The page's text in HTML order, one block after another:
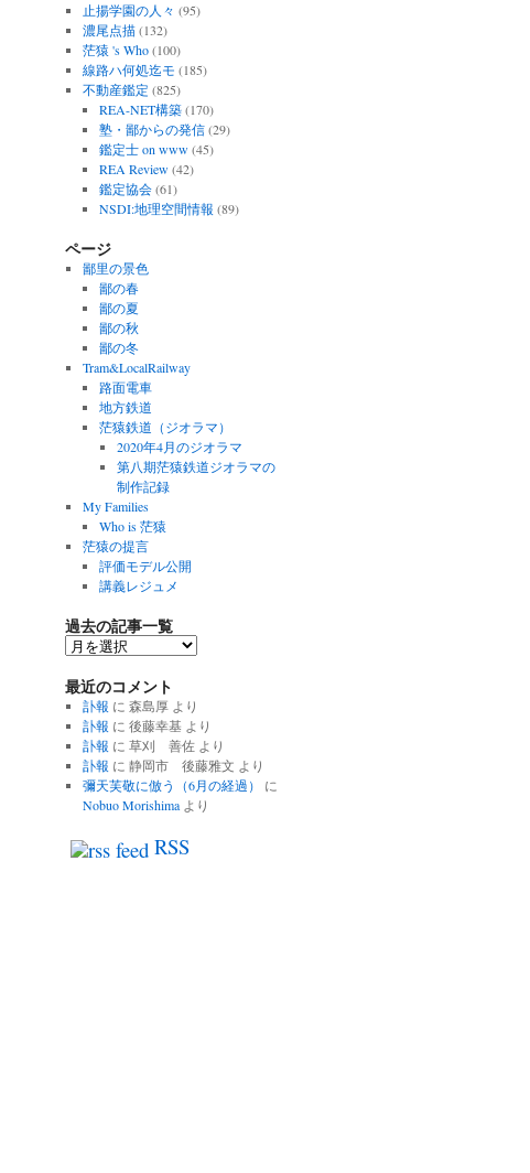
止揚学園の人々 (95)
濃尾点描(132)
茫猿 's Who(100)
線路ハ何処迄モ (185)
不動産鑑定 (825)
REA-NET構築(170)
塾・鄙からの発信(29)
鑑定士 on www(45)
REA Review(42)
鑑定協会(61)
NSDI:地理空間情報 (89)
ページ
鄙里の景色
鄙の春
鄙の夏
鄙の秋
鄙の冬
Tram&LocalRailway
路面電車
地方鉄道
茫猿鉄道（ジオラマ）
2020年4月のジオラマ
第八期茫猿鉄道ジオラマの
制作記録
My Families
Who is 茫猿
茫猿の提言
評価モデル公開
講義レジュメ
過去の記事一覧
過
の
記
事
一
覧
最近のコメント
訃報 に 森島厚より
訃報 に 後藤幸基 より
訃報 に 草刈 善佐より
訃報 に 静岡市 後藤雅文 より
彌天芙敬に倣う（6月の経過）
に
Nobuo Morishimaより
RSS